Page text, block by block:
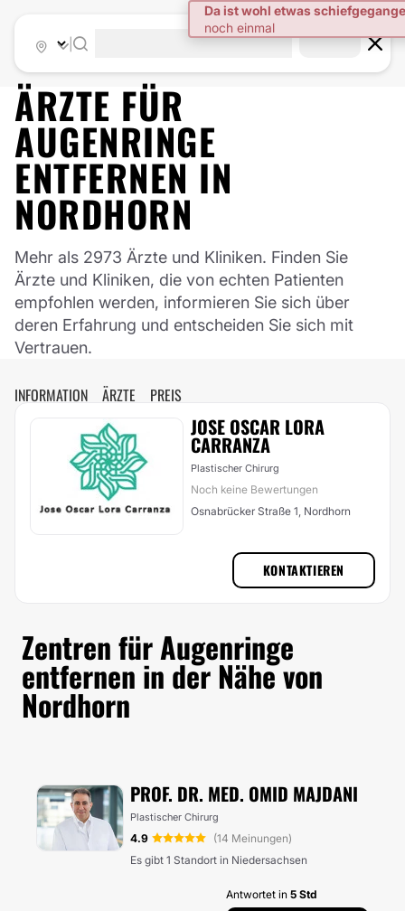
ÄRZTE FÜR
AUGENRINGE
ENTFERNEN IN
NORDHORN
Mehr als 2973 Ärzte und Kliniken. Finden Sie
Ärzte und Kliniken, die von echten Patienten
empfohlen werden, informieren Sie sich über
deren Erfahrung und entscheiden Sie sich mit
Vertrauen.
INFORMATION ÄRZTE PREIS
JOSE OSCAR LORA
CARRANZA
Plastischer Chirurg
Noch keine Bewertungen
Osnabrücker Straße 1, Nordhorn
KONTAKTIEREN
Zentren für Augenringe
entfernen in der Nähe von
Nordhorn
PROF. DR. MED. OMID MAJDANI
Plastischer Chirurg
4.9
(14 Meinungen)
Es gibt 1 Standort in Niedersachsen
Antwortet in 5 Std